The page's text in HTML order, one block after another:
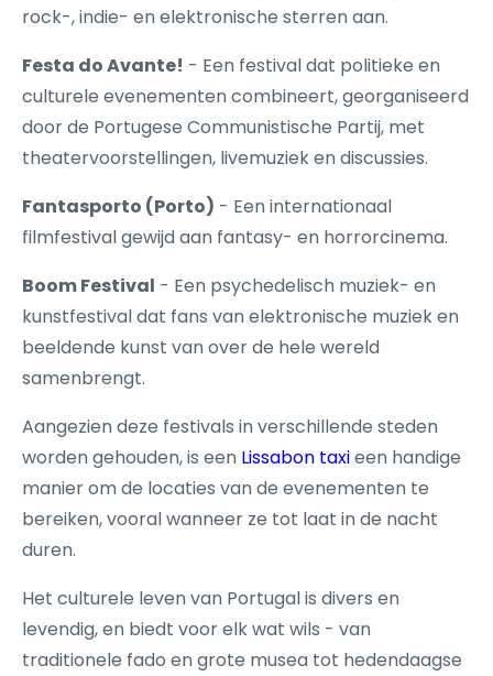
rock-, indie- en elektronische sterren aan.
Festa do Avante! - Een festival dat politieke en
culturele evenementen combineert, georganiseerd
door de Portugese Communistische Partij, met
theatervoorstellingen, livemuziek en discussies.
Fantasporto (Porto) - Een internationaal
filmfestival gewijd aan fantasy- en horrorcinema.
Boom Festival - Een psychedelisch muziek- en
kunstfestival dat fans van elektronische muziek en
beeldende kunst van over de hele wereld
samenbrengt.
Aangezien deze festivals in verschillende steden
worden gehouden, is een Lissabon taxieen handige
manier om de locaties van de evenementen te
bereiken, vooral wanneer ze tot laat in de nacht
duren.
Het culturele leven van Portugal is divers en
levendig, en biedt voor elk wat wils - van
traditionele fado en grote musea tot hedendaagse